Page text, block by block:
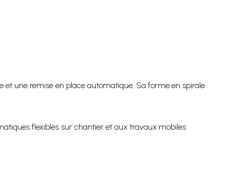
et une remise en place automatique. Sa forme en spirale
flexibles sur chantier et aux travaux mobiles